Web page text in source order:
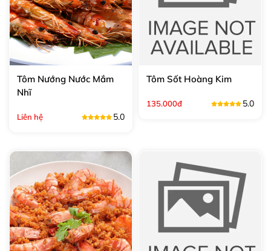
Tôm Nướng Nước Mắm
Nhĩ
Liên hệ 5.0
Tôm Sốt Hoàng Kim
135.000đ 5.0